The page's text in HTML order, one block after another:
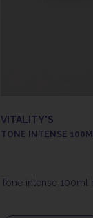
VITALITY'S
TONE INTENSE
Tone intense 100ml